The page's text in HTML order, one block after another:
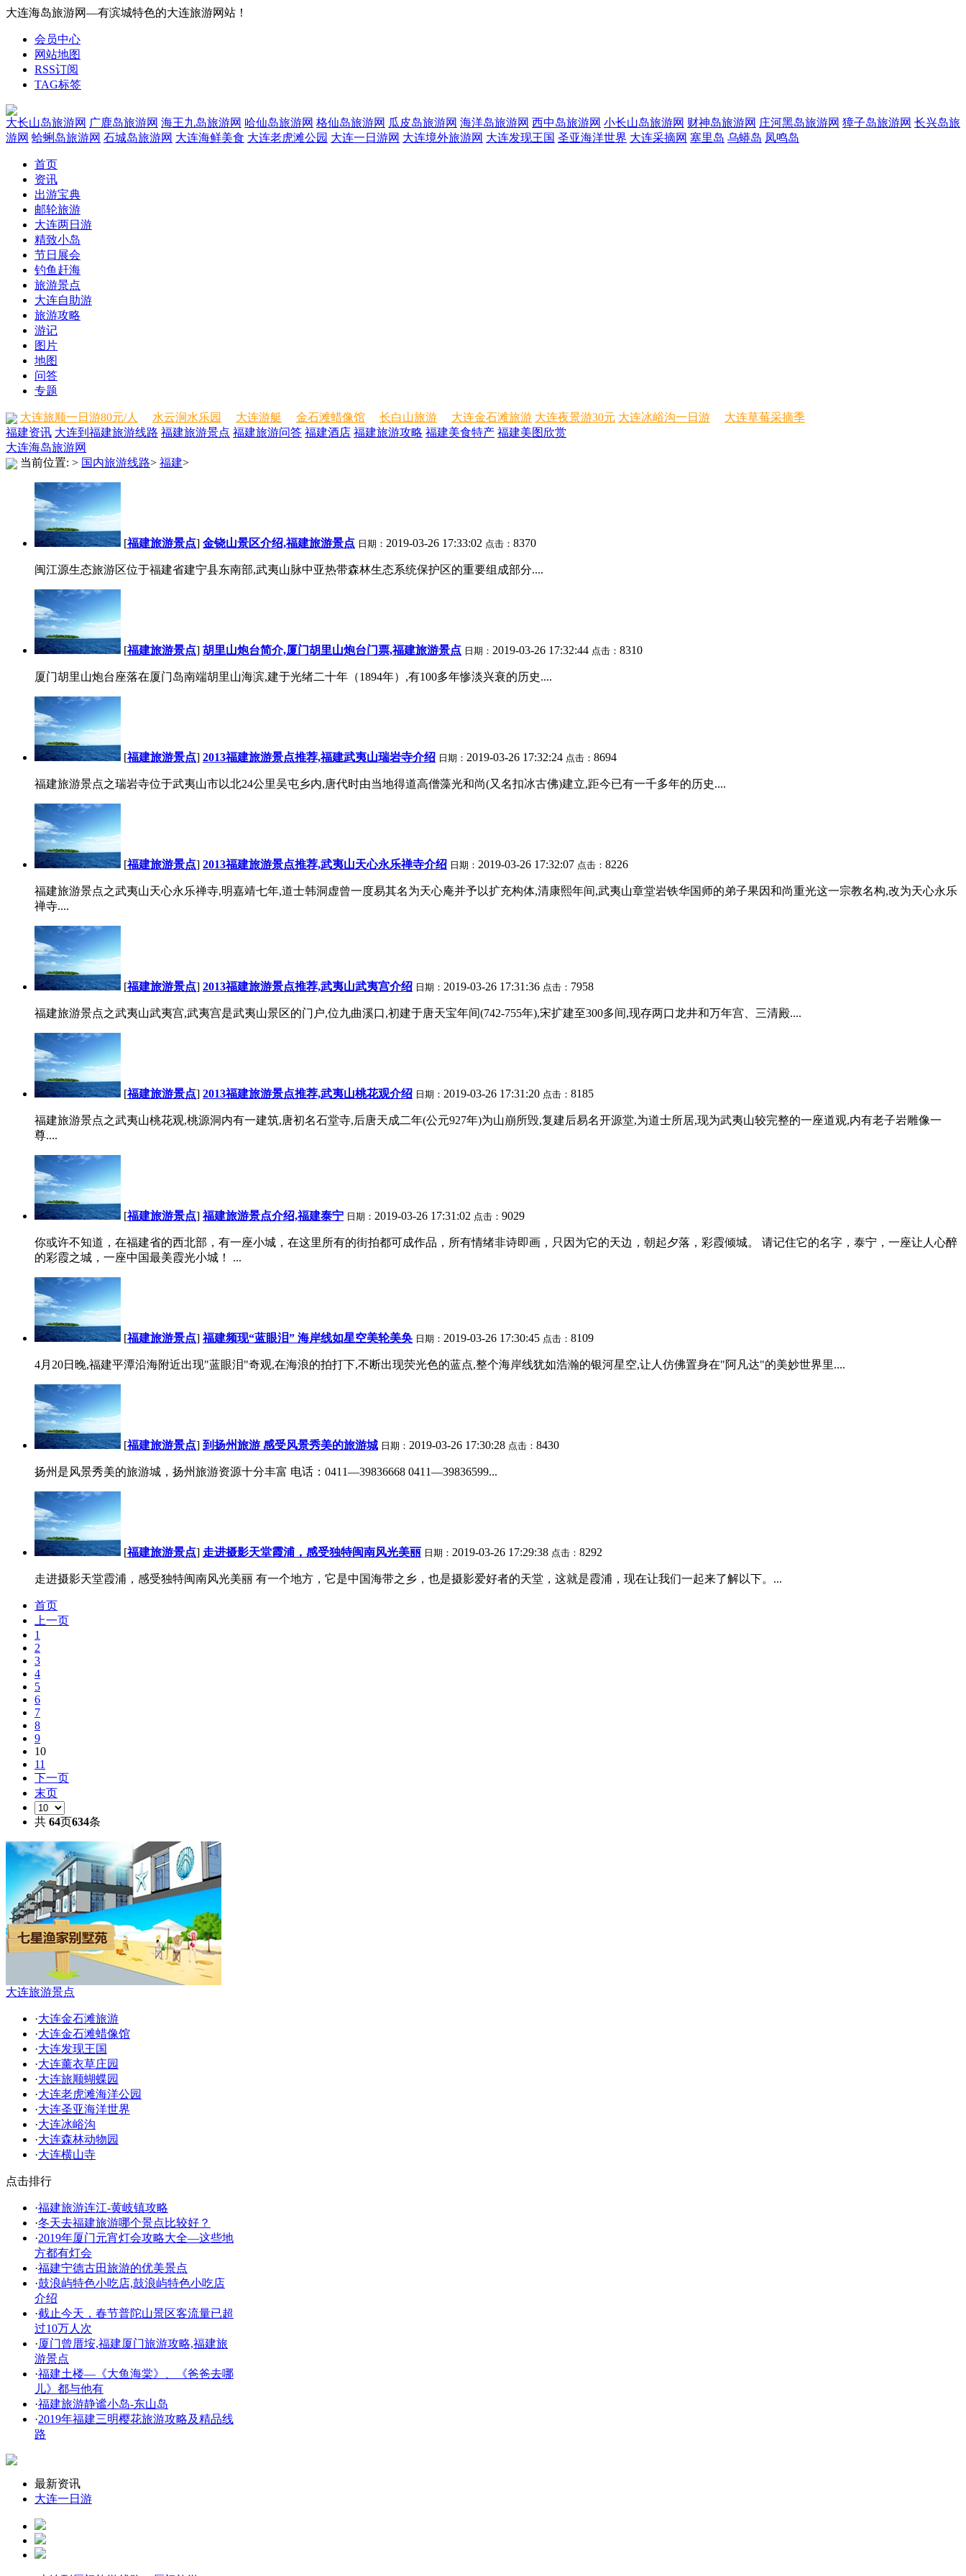
大连海岛旅游网—有滨城特色的大连旅游网站！
会员中心
网站地图
RSS订阅
TAG标签
大长山岛旅游网 广鹿岛旅游网 海王九岛旅游网 哈仙岛旅游网 格仙岛旅游网 瓜皮岛旅游网 海洋岛旅游网 西中岛旅游网 小长山岛旅游网 财神岛旅游网 庄河黑岛旅游网 獐子岛旅游网 长兴岛旅
游网 蛤蜊岛旅游网 石城岛旅游网 大连海鲜美食 大连老虎滩公园 大连一日游网 大连境外旅游网 大连发现王国 圣亚海洋世界 大连采摘网 塞里岛 乌蟒岛 凤鸣岛
首页
资讯
出游宝典
邮轮旅游
大连两日游
精致小岛
节日展会
钓鱼赶海
旅游景点
大连自助游
旅游攻略
游记
图片
地图
问答
专题
大连旅顺一日游80元/人 水云涧水乐园 大连游艇 金石滩蜡像馆 长白山旅游 大连金石滩旅游 大连夜景游30元 大连冰峪沟一日游
大连草莓采摘季
福建资讯 大连到福建旅游线路 福建旅游景点 福建旅游问答 福建酒店 福建旅游攻略 福建美食特产 福建美图欣赏
大连海岛旅游网
当前位置: > 国内旅游线路> 福建>
[福建旅游景点] 金铙山景区介绍,福建旅游景点 日期： 2019-03-26 17:33:02 点击： 8370
闽江源生态旅游区位于福建省建宁县东南部,武夷山脉中亚热带森林生态系统保护区的重要组成部分....
[福建旅游景点] 胡里山炮台简介,厦门胡里山炮台门票,福建旅游景点 日期： 2019-03-26 17:32:44 点击： 8310
厦门胡里山炮台座落在厦门岛南端胡里山海滨,建于光绪二十年（1894年）,有100多年惨淡兴衰的历史....
[福建旅游景点] 2013福建旅游景点推荐,福建武夷山瑞岩寺介绍 日期： 2019-03-26 17:32:24 点击： 8694
福建旅游景点之瑞岩寺位于武夷山市以北24公里吴屯乡内,唐代时由当地得道高僧藻光和尚(又名扣冰古佛)建立,距今已有一千多年的历史....
[福建旅游景点] 2013福建旅游景点推荐,武夷山天心永乐禅寺介绍 日期： 2019-03-26 17:32:07 点击： 8226
福建旅游景点之武夷山天心永乐禅寺,明嘉靖七年,道士韩洞虚曾一度易其名为天心庵并予以扩充构体,清康熙年间,武夷山章堂岩铁华国师的弟子果因和尚重光这一宗教名构,改为天心永乐
禅寺....
[福建旅游景点] 2013福建旅游景点推荐,武夷山武夷宫介绍 日期： 2019-03-26 17:31:36 点击： 7958
福建旅游景点之武夷山武夷宫,武夷宫是武夷山景区的门户,位九曲溪口,初建于唐天宝年间(742-755年),宋扩建至300多间,现存两口龙井和万年宫、三清殿....
[福建旅游景点] 2013福建旅游景点推荐,武夷山桃花观介绍 日期： 2019-03-26 17:31:20 点击： 8185
福建旅游景点之武夷山桃花观,桃源洞内有一建筑,唐初名石堂寺,后唐天成二年(公元927年)为山崩所毁,复建后易名开源堂,为道士所居,现为武夷山较完整的一座道观,内有老子岩雕像一
尊....
[福建旅游景点]福建旅游景点介绍,福建泰宁 日期： 2019-03-26 17:31:02 点击： 9029
你或许不知道，在福建省的西北部，有一座小城，在这里所有的街拍都可成作品，所有情绪非诗即画，只因为它的天边，朝起夕落，彩霞倾城。 请记住它的名字，泰宁，一座让人心醉
的彩霞之城，一座中国最美霞光小城！ ...
[福建旅游景点]福建频现“蓝眼泪” 海岸线如星空美轮美奂 日期： 2019-03-26 17:30:45 点击： 8109
4月20日晚,福建平潭沿海附近出现"蓝眼泪"奇观,在海浪的拍打下,不断出现荧光色的蓝点,整个海岸线犹如浩瀚的银河星空,让人仿佛置身在"阿凡达"的美妙世界里....
[福建旅游景点] 到扬州旅游 感受风景秀美的旅游城 日期： 2019-03-26 17:30:28 点击： 8430
扬州是风景秀美的旅游城，扬州旅游资源十分丰富 电话：0411—39836668 0411—39836599...
[福建旅游景点] 走进摄影天堂霞浦，感受独特闽南风光美丽 日期： 2019-03-26 17:29:38 点击： 8292
走进摄影天堂霞浦，感受独特闽南风光美丽 有一个地方，它是中国海带之乡，也是摄影爱好者的天堂，这就是霞浦，现在让我们一起来了解以下。...
首页
上一页
1
2
3
4
5
6
7
8
9
10
11
下一页
末页
共 64页634条
大连旅游景点
·大连金石滩旅游
·大连金石滩蜡像馆
·大连发现王国
·大连薰衣草庄园
·大连旅顺蝴蝶园
·大连老虎滩海洋公园
·大连圣亚海洋世界
·大连冰峪沟
·大连森林动物园
·大连横山寺
点击排行
·福建旅游连江-黄岐镇攻略
·冬天去福建旅游哪个景点比较好？
·2019年厦门元宵灯会攻略大全—这些地
方都有灯会
·福建宁德古田旅游的优美景点
·鼓浪屿特色小吃店,鼓浪屿特色小吃店
介绍
·截止今天，春节普陀山景区客流量已超
过10万人次
·厦门曾厝垵,福建厦门旅游攻略,福建旅
游景点
·福建土楼—《大鱼海棠》、《爸爸去哪
儿》都与他有
·福建旅游静谧小岛-东山岛
·2019年福建三明樱花旅游攻略及精品线
路
最新资讯
大连一日游